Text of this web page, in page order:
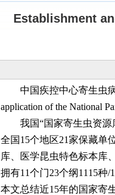
Establishment
中国疾控中心寄生虫
application of the National
我国“国家寄生虫资源
全国15个地区21家保藏单
库、医学昆虫特色标本库
拥有11个门23个纲1115种/
本文总结近15年的国家寄